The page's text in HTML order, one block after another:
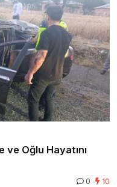
ve Oğlu Hayatını
0 10